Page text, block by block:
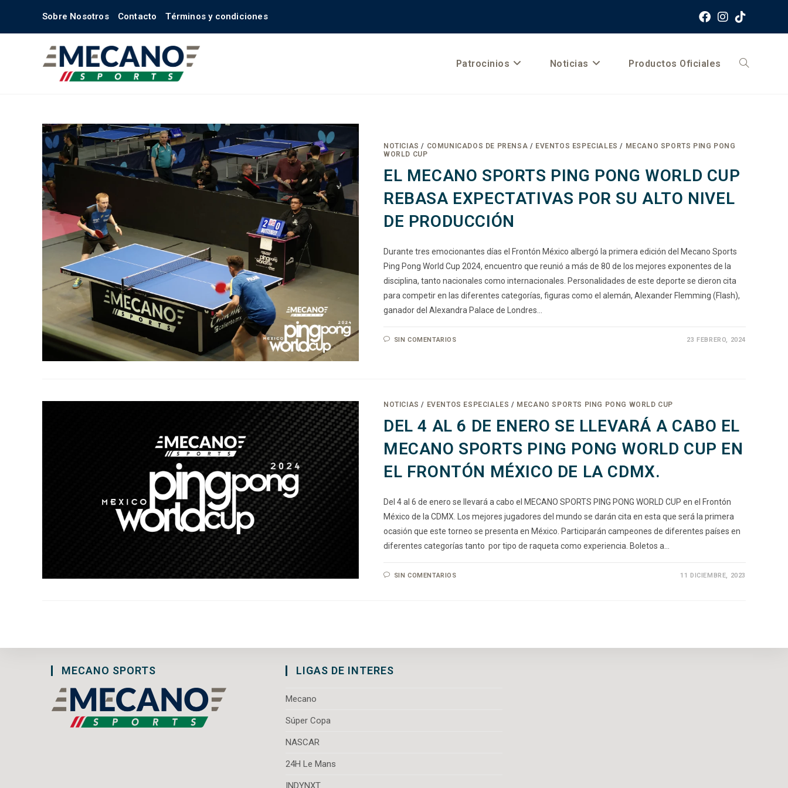
Sobre Nosotros Contacto Términos y condiciones
Patrocinios Noticias Productos Oficiales
NOTICIAS / COMUNICADOS DE PRENSA / EVENTOS ESPECIALES / MECANO SPORTS PING PONG
WORLD CUP
EL MECANO SPORTS PING PONG WORLD CUP
REBASA EXPECTATIVAS POR SU ALTO NIVEL
DE PRODUCCIÓN
Durante tres emocionantes días el Frontón México albergó la primera edición del Mecano Sports
Ping Pong World Cup 2024, encuentro que reunió a más de 80 de los mejores exponentes de la
disciplina, tanto nacionales como internacionales. Personalidades de este deporte se dieron cita
para competir en las diferentes categorías, figuras como el alemán, Alexander Flemming (Flash),
ganador del Alexandra Palace de Londres…
SIN COMENTARIOS 23 FEBRERO, 2024
NOTICIAS / EVENTOS ESPECIALES / MECANO SPORTS PING PONG WORLD CUP
DEL 4 AL 6 DE ENERO SE LLEVARÁ A CABO EL
MECANO SPORTS PING PONG WORLD CUP EN
EL FRONTÓN MÉXICO DE LA CDMX.
Del 4 al 6 de enero se llevará a cabo el MECANO SPORTS PING PONG WORLD CUP en el Frontón
México de la CDMX. Los mejores jugadores del mundo se darán cita en esta que será la primera
ocasión que este torneo se presenta en México. Participarán campeones de diferentes países en
diferentes categorías tanto por tipo de raqueta como experiencia. Boletos a…
SIN COMENTARIOS 11 DICIEMBRE, 2023
MECANO SPORTS LIGAS DE INTERES
Mecano
Súper Copa
NASCAR
24H Le Mans
INDYNXT